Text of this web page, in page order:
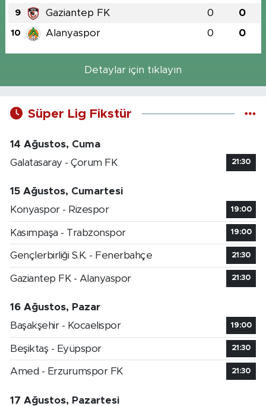
9 Gaziantep FK 0 0
10 Alanyaspor 0 0
Detaylar için tıklayın
Süper Lig Fikstür
14 Ağustos, Cuma
Galatasaray - Çorum FK
21:30
15 Ağustos, Cumartesi
Konyaspor - Rizespor
19:00
Kasımpaşa - Trabzonspor 19:00
Gençlerbirliği S.K. - Fenerbahçe 21:30
Gaziantep FK - Alanyaspor 21:30
16 Ağustos, Pazar
Başakşehir - Kocaelispor
19:00
Beşiktaş - Eyüpspor 21:30
Amed - Erzurumspor FK 21:30
17 Ağustos, Pazartesi